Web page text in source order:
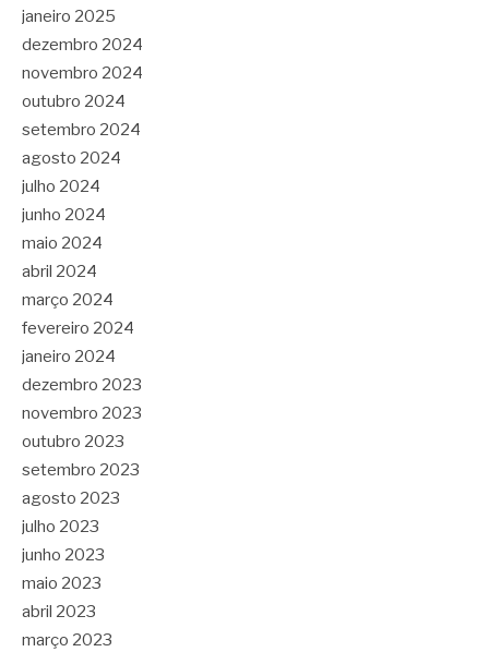
janeiro 2025
dezembro 2024
novembro 2024
outubro 2024
setembro 2024
agosto 2024
julho 2024
junho 2024
maio 2024
abril 2024
março 2024
fevereiro 2024
janeiro 2024
dezembro 2023
novembro 2023
outubro 2023
setembro 2023
agosto 2023
julho 2023
junho 2023
maio 2023
abril 2023
março 2023